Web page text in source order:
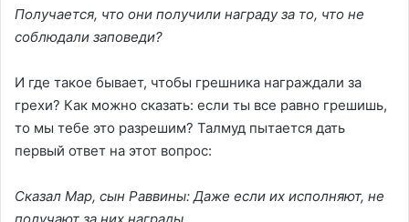
Получается, что они получили награду за то, что не
соблюдали заповеди?
И где такое бывает, чтобы грешника награждали за
грехи? Как можно сказать: если ты все равно грешишь,
то мы тебе это разрешим? Талмуд пытается дать
первый ответ на этот вопрос:
Сказал Мар, сын Раввины: Даже если их исполняют, не